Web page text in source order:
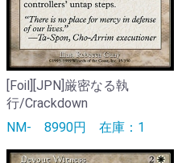
[Foil][JPN]厳密なる執
行/Crackdown
NM- 8990円 在庫：1